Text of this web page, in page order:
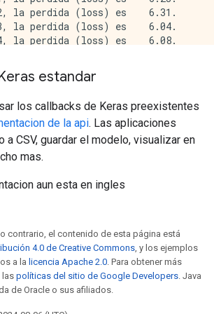
la perdida (loss) es    6.31.
la perdida (loss) es    6.04.
la perdida (loss) es    6.08.
rate is 0.1000.
la perdida (loss) es   10.94.
la perdida (loss) es   12.18.
la perdida (loss) es   14.24.
la perdida (loss) es   16.86.
para la epoch 2 es   16.86 y el
rate is 0.0500.
la perdida (loss) es   15.10.
la perdida (loss) es   12.15.
la perdida (loss) es   10.47.
para la epoch 3 es   10.47 y el
estandar
los callbacks de Keras preexistentes
de la api. Las aplicaciones
a CSV, guardar el modelo, visualizar en
mas.
aun esta en ingles
contrario, el contenido de esta página está
4.0 de Creative Commons, y los ejemplos
a la licencia Apache 2.0. Para obtener más
las políticas del sitio de Google Developers. Java
de Oracle o sus afiliados.